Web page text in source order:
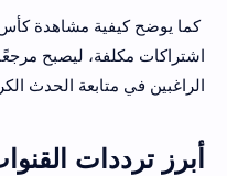
الراغبين في متابعة الحدث
أبرز ترددات